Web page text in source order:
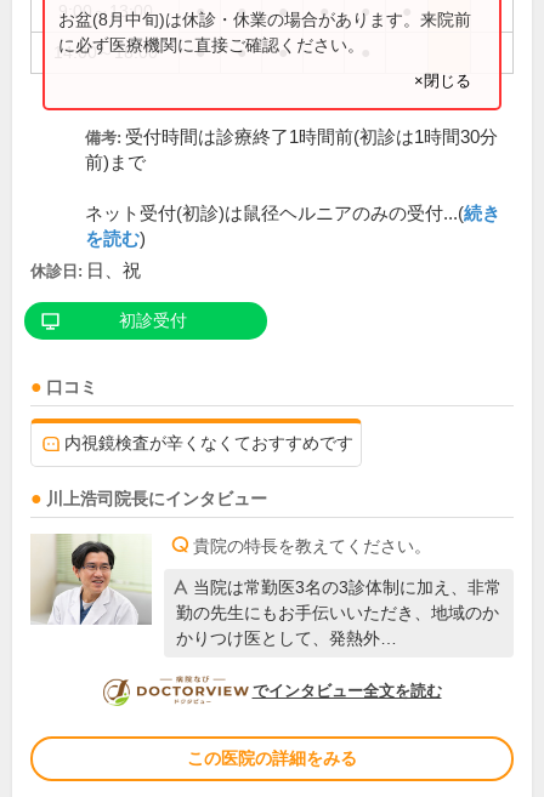
9:00～13:00 ● ● ● ● ●
14:00～18:00 ● ● ●
お盆(8月中旬)は休診・休業の場合があります。来院前
に必ず医療機関に直接ご確認ください。
×閉じる
備考: 受付時間は診療終了1時間前(初診は1時間30分
前)まで
ネット受付(初診)は鼠径ヘルニアのみの受付...(続き
を読む)
休診日: 日、祝
初診受付
口コミ
内視鏡検査が辛くなくておすすめです
川上浩司 院長にインタビュー
貴院の特長を教えてください。
当院は常勤医3名の3診体制に加え、非常
勤の先生にもお手伝いいただき、地域のか
かりつけ医として、発熱外…
DOCTORVIEW
でインタビュー全文を読む
この医院の詳細をみる